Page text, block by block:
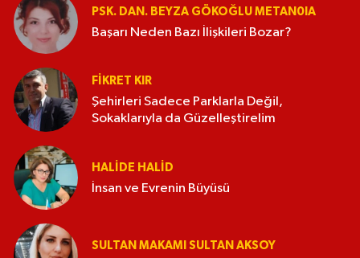
PSK. DAN. BEYZA GÖKOĞLU METAN0IA
Başarı Neden Bazı İlişkileri Bozar?
FIKRET KIR
Şehirleri Sadece Parklarla Değil,
Sokaklarıyla da Güzelleştirelim
HALIDE HALID
İnsan ve Evrenin Büyüsü
SULTAN MAKAMI SULTAN AKSOY